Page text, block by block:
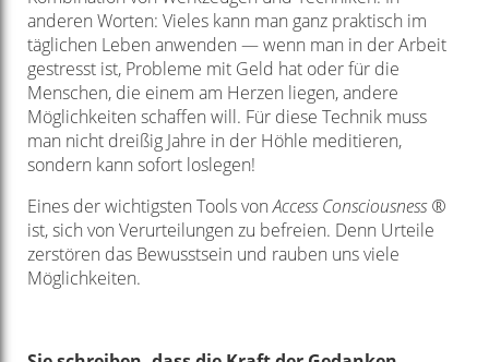
anderen Worten: Vieles kann man ganz praktisch im
täglichen Leben anwenden — wenn man in der Arbeit
gestresst ist, Probleme mit Geld hat oder für die
Menschen, die einem am Herzen liegen, andere
Möglichkeiten schaffen will. Für diese Technik muss
man nicht dreißig Jahre in der Höhle meditieren,
sondern kann sofort loslegen!
Eines der wichtigsten Tools vonAccess Consciousness ®
ist, sich von Verurteilungen zu befreien. Denn Urteile
zerstören das Bewusstsein und rauben uns viele
Möglichkeiten.